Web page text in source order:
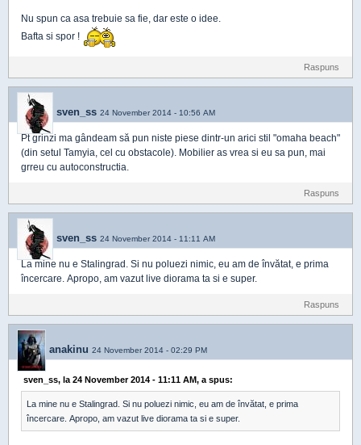
Nu spun ca asa trebuie sa fie, dar este o idee.
Bafta si spor !
Raspuns
sven_ss 24 November 2014 - 10:56 AM
Pt grinzi ma gândeam să pun niste piese dintr-un arici stil "omaha beach"
(din setul Tamyia, cel cu obstacole). Mobilier as vrea si eu sa pun, mai
grreu cu autoconstructia.
Raspuns
sven_ss 24 November 2014 - 11:11 AM
La mine nu e Stalingrad. Si nu poluezi nimic, eu am de învătat, e prima
încercare. Apropo, am vazut live diorama ta si e super.
Raspuns
anakinu 24 November 2014 - 02:29 PM
sven_ss, la 24 November 2014 - 11:11 AM, a spus:
La mine nu e Stalingrad. Si nu poluezi nimic, eu am de învătat, e prima
încercare. Apropo, am vazut live diorama ta si e super.